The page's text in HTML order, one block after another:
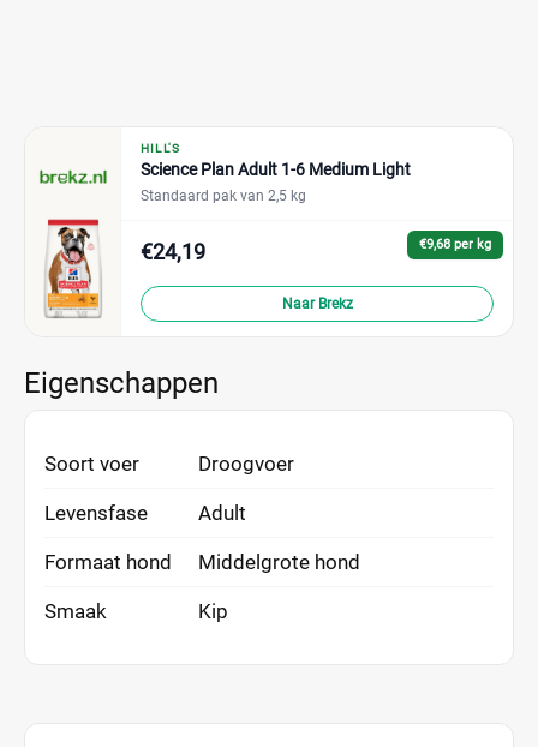
HILL'S
Science Plan Adult 1-6 Medium Light
Standaard pak van 2,5 kg
€9,68 per kg
€24,19
Naar Brekz
Eigenschappen
Soort voer Droogvoer
Levensfase Adult
Formaat hond Middelgrote hond
Smaak Kip